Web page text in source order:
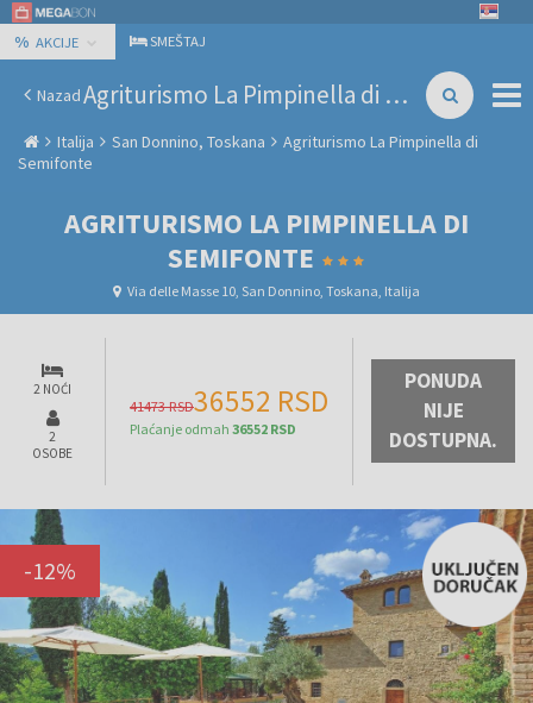
% AKCIJE SMEŠTAJ
Nazad Agriturismo La Pimpinella di Semifonte
Italija San Donnino, Toskana
Agriturismo La Pimpinella di
Semifonte
AGRITURISMO LA PIMPINELLA DI
SEMIFONTE
Via delle Masse 10, San Donnino, Toskana, Italija
2 NOĆI
2
OSOBE
41473 RSD36552 RSD
Plaćanje odmah 36552 RSD
PONUDA
NIJE
DOSTUPNA.
-12%